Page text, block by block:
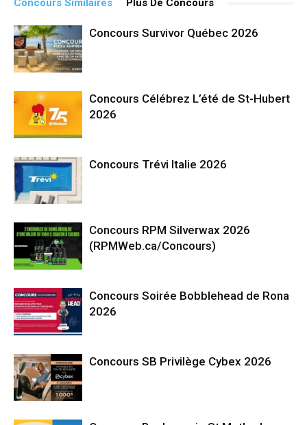
Concours Similaires Plus De Concours
Concours Survivor Québec 2026
Concours Célébrez L’été de St-Hubert
2026
Concours Trévi Italie 2026
Concours RPM Silverwax 2026
(RPMWeb.ca/Concours)
Concours Soirée Bobblehead de Rona
2026
Concours SB Privilège Cybex 2026